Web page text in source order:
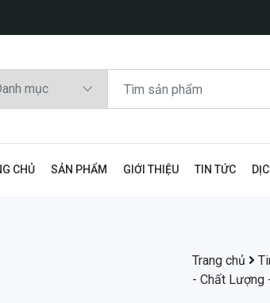
CHỦ SẢN PHẨM GIỚI THIỆU TIN TỨC
Trang chủ
- Chất Lượng